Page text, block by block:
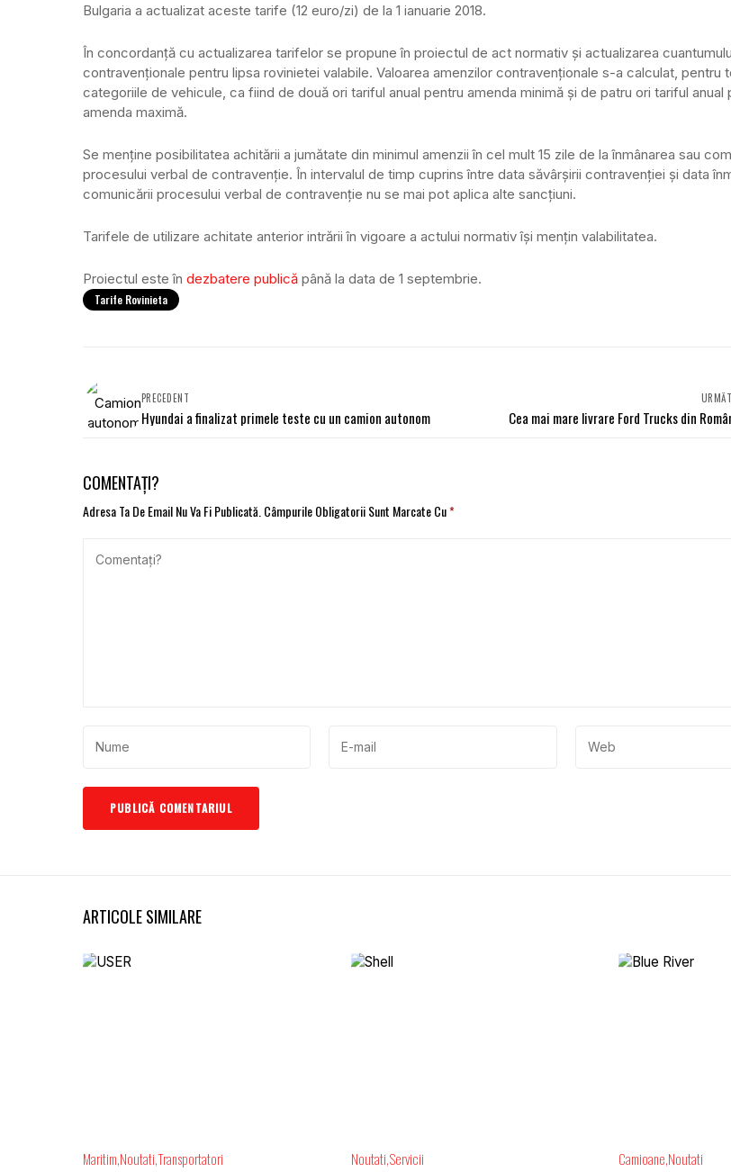
Bulgaria a actualizat aceste tarife (12 euro/zi) de la 1 ianuarie 2018.
În concordanță cu actualizarea tarifelor se propune în proiectul de act normativ și actualizarea
contravenționale pentru lipsa rovinietei valabile. Valoarea amenzilor contravenționale s-a calculat, pentru
categoriile de vehicule, ca fiind de două ori tariful anual pentru amenda minimă și de patru ori tariful anual
amenda maximă.
Se menține posibilitatea achitării a jumătate din minimul amenzii în cel mult 15 zile de la înmânarea sau
procesului verbal de contravenție. În intervalul de timp cuprins între data săvârșirii contravenției și data
comunicării procesului verbal de contravenție nu se mai pot aplica alte sancțiuni.
Tarifele de utilizare achitate anterior intrării în vigoare a actului normativ îşi menţin valabilitatea.
Proiectul este în dezbatere publică până la data de 1 septembrie.
Tarife Rovinieta
PRECEDENT
Hyundai a finalizat primele teste cu un camion autonom Cea mai mare livrare Ford Trucks din
COMENTAȚI?
Adresa Ta De Email Nu Va Fi Publicată. Câmpurile Obligatorii Sunt Marcate Cu*
ARTICOLE SIMILARE
Maritim NoutatiTransportatori Noutati Servicii Camioane Noutati